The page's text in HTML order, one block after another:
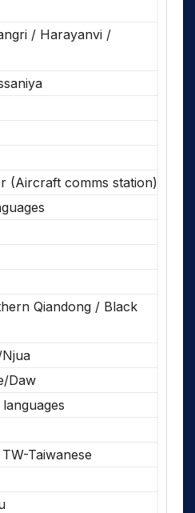
/ Harayanvi /
(Aircraft comms station)
Qiandong / Black
Daw
Taiwanese